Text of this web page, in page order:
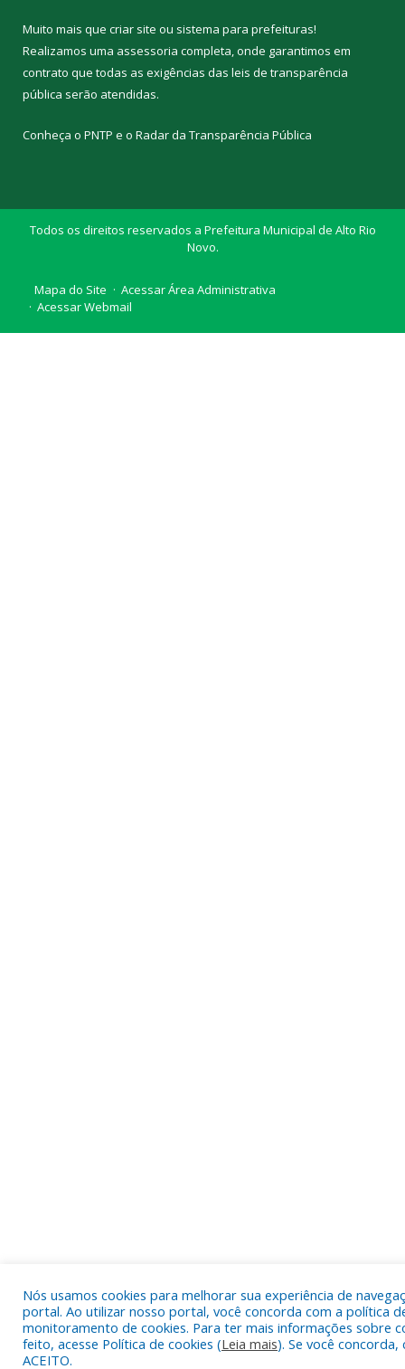
Muito mais que criar site ou sistema para prefeituras!
Realizamos uma assessoria completa, onde garantimos em
contrato que todas as exigências das leis de transparência
pública serão atendidas.
Conheça o PNTP e o Radar da Transparência Pública
Todos os direitos reservados a Prefeitura Municipal de Alto Rio
Novo.
Mapa do Site
Acessar Área Administrativa
Acessar Webmail
Nós usamos cookies para melhorar sua experiência de
portal. Ao utilizar nosso portal, você concorda com a política
monitoramento de cookies. Para ter mais informações sobre
feito, acesse Política de cookies (Leia mais). Se você concorda,
ACEITO.